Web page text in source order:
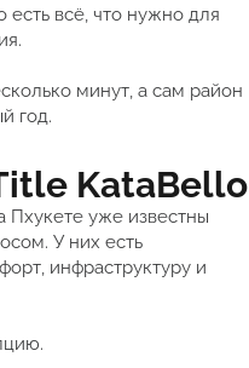
всё, что нужно для
минут, а сам район
год.
KataBello
Пхукете уже известны
У них есть
инфраструктуру и